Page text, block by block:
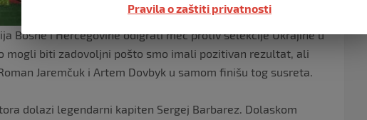
Bosne i Hercegovine odigrati meč protiv selekcije Ukrajine u
mogli biti zadovoljni pošto smo imali pozitivan rezultat, ali
Jaremčuk i Artem Dovbyk u samom finišu tog susreta.
dolazi legendarni kapiten Sergej Barbarez. Dolaskom
Pravila o zaštiti privatnosti